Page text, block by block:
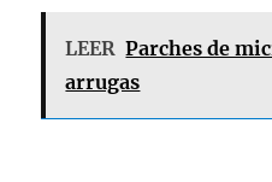
LEER Parches de
arrugas